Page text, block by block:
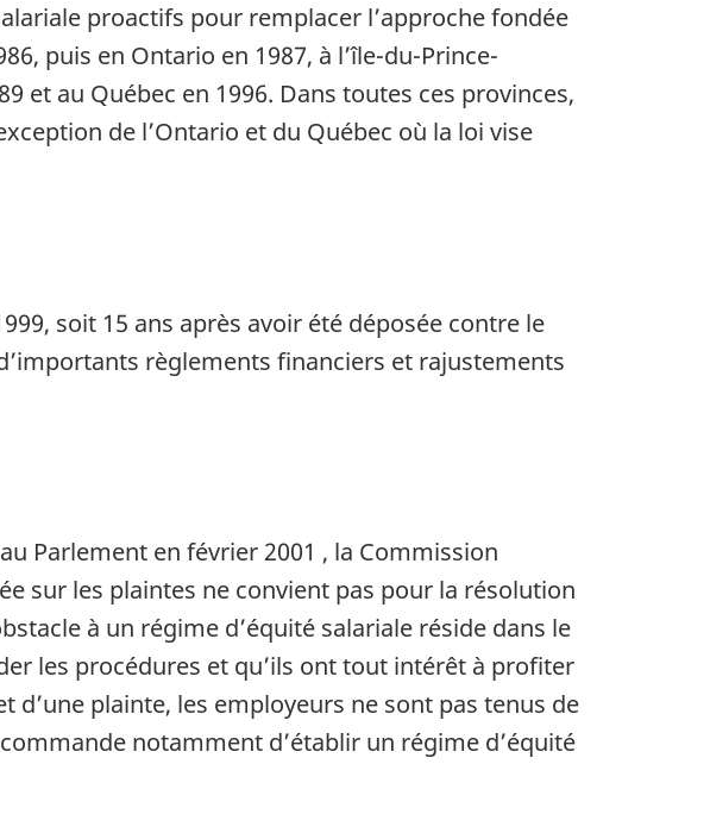
proactifs pour remplacer l’approche fondée
puis en Ontario en 1987, à l’île-du-Prince-
et au Québec en 1996. Dans toutes ces provinces,
de l’Ontario et du Québec où la loi vise
soit 15 ans après avoir été déposée contre le
règlements financiers et rajustements
Parlement en février 2001 , la Commission
sur les plaintes ne convient pas pour la résolution
à un régime d’équité salariale réside dans le
les procédures et qu’ils ont tout intérêt à profiter
d’une plainte, les employeurs ne sont pas tenus de
notamment d’établir un régime d’équité